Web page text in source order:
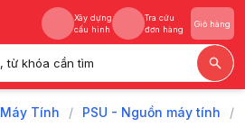
Xây dựng
cấu hình
Tra cứu
đơn hàng
Giỏ hàng
từ khóa cần tìm
Xây dựng
Tra cứu
Tính / PSU - Nguồn máy tính /